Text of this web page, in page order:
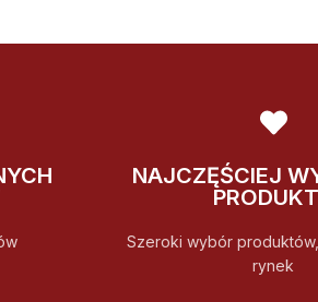
NAJCZĘŚCIEJ
Szeroki wybór
rynek